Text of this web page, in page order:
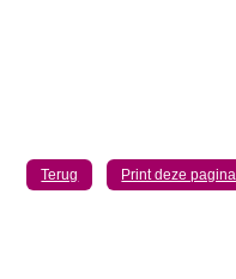
Terug Print deze pagina